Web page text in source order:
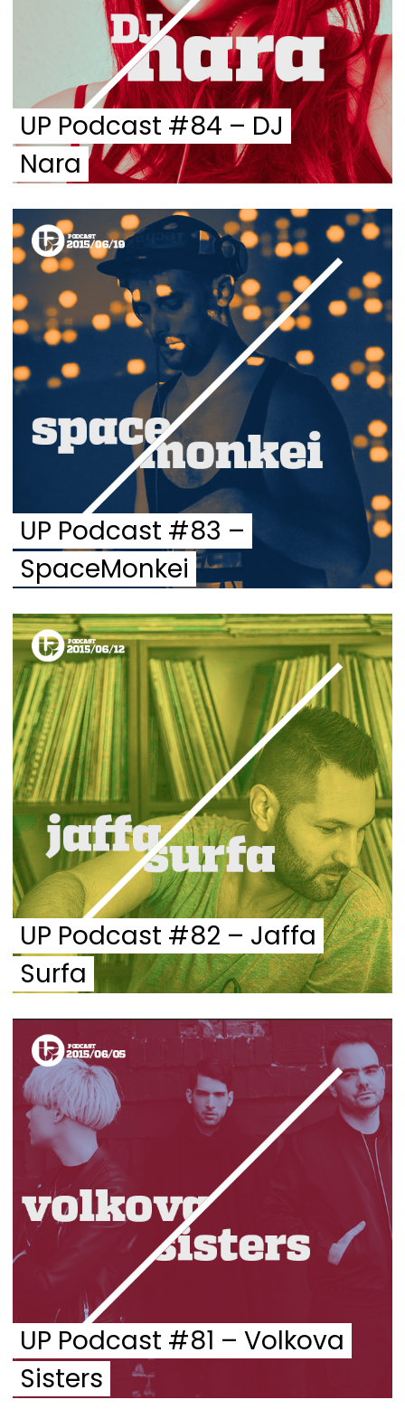
UP Podcast #84 – DJ
Nara
UP Podcast #83 –
SpaceMonkei
UP Podcast #82 – Jaffa
Surfa
UP Podcast #81 – Volkova
Sisters